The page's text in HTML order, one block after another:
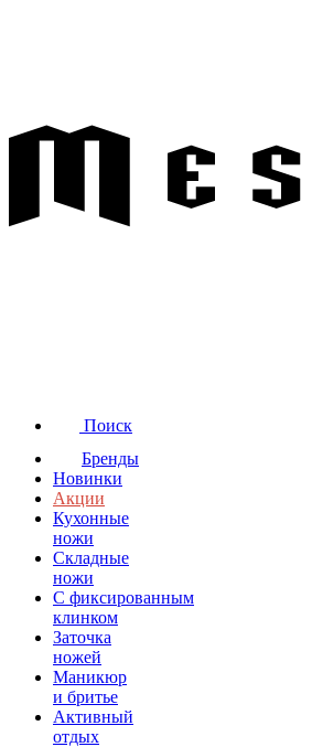
Поиск
Бренды
Новинки
Акции
Кухонные
ножи
Складные
ножи
C фиксированным
клинком
Заточка
ножей
Маникюр
и бритье
Активный
отдых